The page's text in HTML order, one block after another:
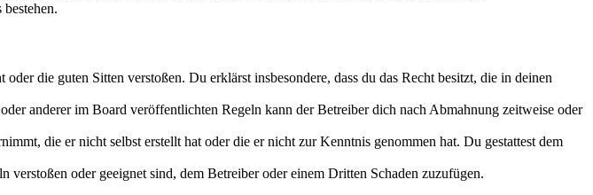
die guten Sitten verstoßen. Du erklärst insbesondere, dass du das Recht besitzt, die in deinen
anderer im Board veröffentlichten Regeln kann der Betreiber dich nach Abmahnung zeitweise oder
die er nicht selbst erstellt hat oder die er nicht zur Kenntnis genommen hat. Du gestattest dem
verstoßen oder geeignet sind, dem Betreiber oder einem Dritten Schaden zuzufügen.